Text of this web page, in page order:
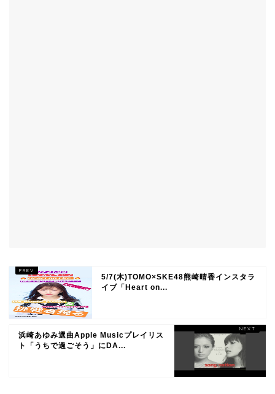
5/7(木)TOMO×SKE48熊崎晴香インスタラ
イブ「Heart on...
浜崎あゆみ選曲Apple Musicプレイリス
ト「うちで過ごそう」にDA...